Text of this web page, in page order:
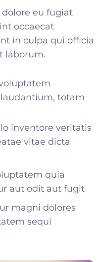
eu fugiat
occaecat
in culpa qui officia
laborum.
totam
inventore veritatis
vitae dicta
quia
aut odit aut fugit
magni dolores
sequi